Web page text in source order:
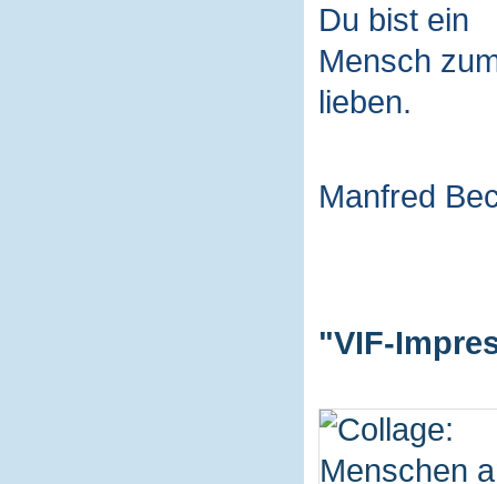
Du bist ein
Mensch
lieben.
Manfred
"VIF-